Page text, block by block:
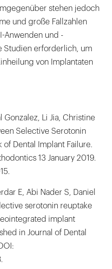
stehen jedoch
und große Fallzahlen
Anwenden und -
Studien erforderlich, um
von Implantaten
Gonzalez, Li Jia, Christine
Selective Serotonin
of Dental Implant Failure.
13 January 2019.
E, Abi Nader S, Daniel
serotonin reuptake
implant
in Journal of Dental